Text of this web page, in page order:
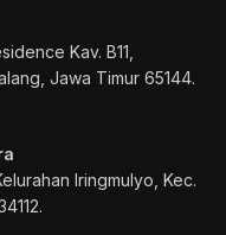
Kav. B11,
Jawa Timur 65144.
Iringmulyo, Kec.